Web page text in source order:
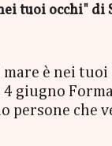
tuoi occhi"
è nei tuoi
giugno
persone che